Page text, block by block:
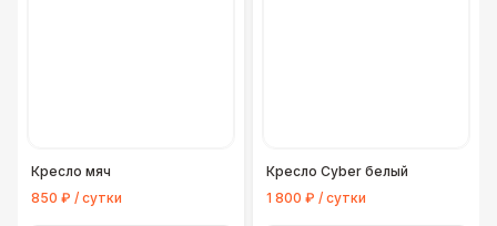
Кресло мяч
850 ₽ / сутки
Кресло Cyber белый
1 800 ₽ / сутки